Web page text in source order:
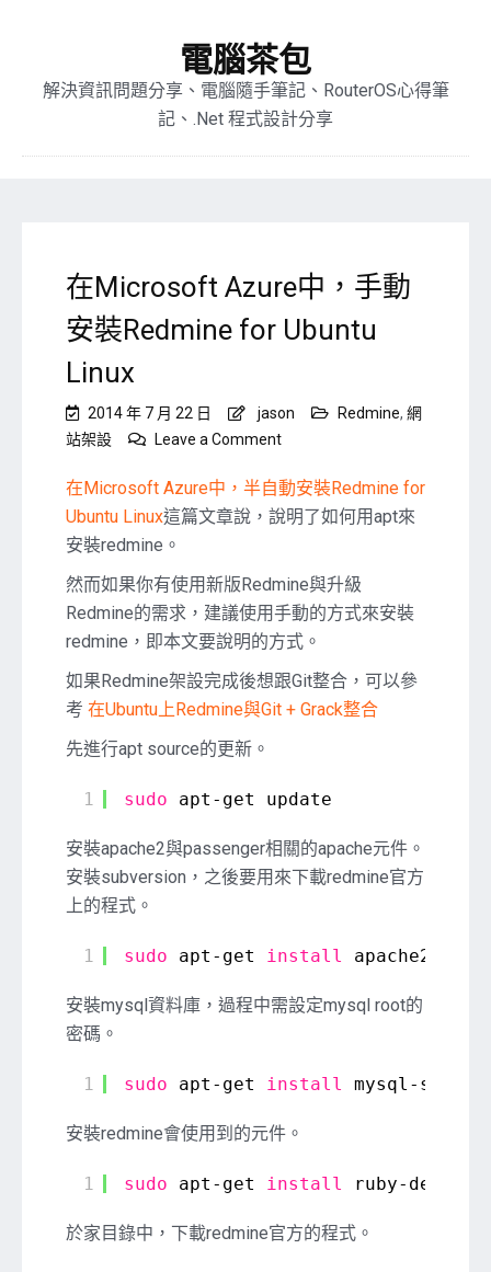
電腦茶包
解決資訊問題分享、電腦隨手筆記、RouterOS心得筆
記、.Net 程式設計分享
在Microsoft Azure中，手動
安裝Redmine for Ubuntu
Linux
2014 年 7 月 22 日 jason Redmine, 網
站架設
Leave a Commenton
Microsoft
Azure
中，
動
裝
Redmine
Ubuntu
Linux
在Microsoft Azure中，半自動安裝Redmine for
Ubuntu Linux這篇文章說，說明了如何用apt來
安裝redmine。
然而如果你有使用新版Redmine與升級
Redmine的需求，建議使用手動的方式來安裝
redmine，即本文要說明的方式。
如果Redmine架設完成後想跟Git整合，可以參
考 在Ubuntu上Redmine與Git + Grack整合
先進行apt source的更新。
1 sudo apt-get update
安裝apache2與passenger相關的apache元件。
安裝subversion，之後要用來下載redmine官方
上的程式。
1 sudo apt-get install apache2
安裝mysql資料庫，過程中需設定mysql root的
密碼。
1 sudo apt-get install mysql-
安裝redmine會使用到的元件。
1 sudo apt-get install ruby-dev
於家目錄中，下載redmine官方的程式。